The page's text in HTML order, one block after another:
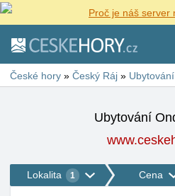
Proč je náš server
České hory » Český Ráj » Ubytování
Ubytování
Lokalita 1 Cena